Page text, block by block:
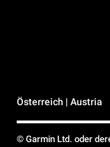
Österreich | Austria
© Garmin Ltd. oder